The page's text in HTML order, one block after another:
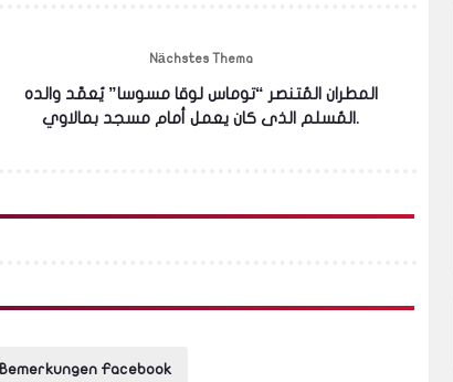
Nächstes Thema
المطران المُتنصر “توماس لوقا مسوسا” يُعمّد والده
المُسلم الذى كان يعمل أمام مسجد بمالاوي.
Bemerkungen Facebook